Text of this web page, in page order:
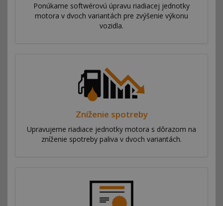
Ponúkame softwérovú úpravu riadiacej jednotky
motora v dvoch variantách pre zvýšenie výkonu
vozidla.
Zníženie spotreby
Upravujeme riadiace jednotky motora s dôrazom na
zníženie spotreby paliva v dvoch variantách.